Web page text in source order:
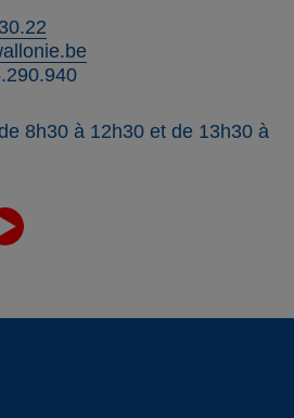
8h30 à 12h30 et de 13h30 à